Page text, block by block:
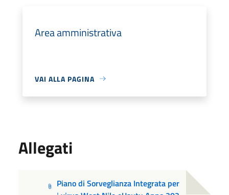
Area amministrativa
VAI ALLA PAGINA
Allegati
Piano di Sorveglianza Integrata per